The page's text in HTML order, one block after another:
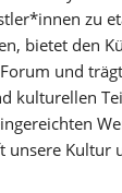
zu
bietet den
und
kulturellen
Kultur